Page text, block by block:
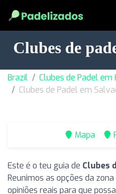
Clubes de
Brazil
Clubes de Padel em
Clubes de Padel em
Mapa
Este é o teu guia de Clubes
Reunimos as opções da
opiniões reais para que